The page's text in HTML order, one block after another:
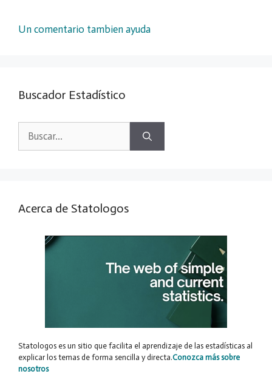
Un comentario tambien ayuda
Buscador Estadístico
Acerca de Statologos
Statologos es un sitio que facilita el aprendizaje de las estadísticas al
explicar los temas de forma sencilla y directa.Conozca más sobre
nosotros